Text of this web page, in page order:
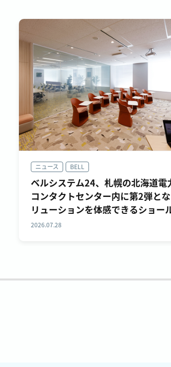
ニュース BELL
ベルシステム24、札幌の北海道電力
コンタクトセンター内に第2弾とな
リューションを体感できるショール
開設
2026.07.28